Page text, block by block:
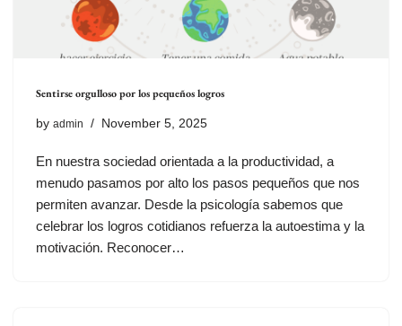
Sentirse orgulloso por los pequeños logros
by admin November 5, 2025
En nuestra sociedad orientada a la productividad, a
menudo pasamos por alto los pasos pequeños que nos
permiten avanzar. Desde la psicología sabemos que
celebrar los logros cotidianos refuerza la autoestima y la
motivación. Reconocer…